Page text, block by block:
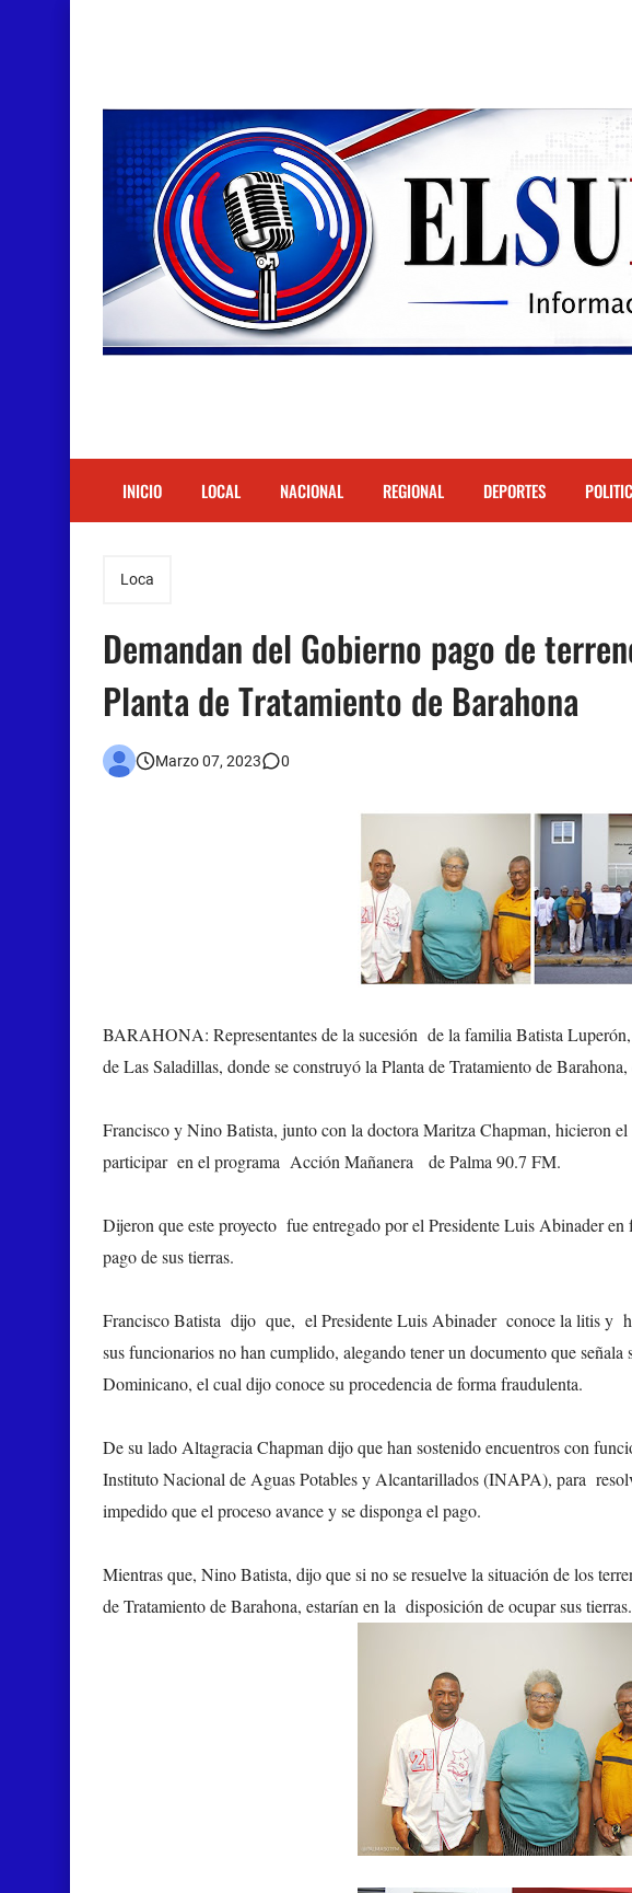
INICIO LOCAL NACIONAL REGIONAL DEPORTES
Loca
Demandan del Gobierno pago de
Planta de Tratamiento de Barahona
Marzo 07, 2023 0
BARAHONA: Representantes de la sucesión de la familia Batista
de Las Saladillas, donde se construyó la Planta de Tratamiento de
Francisco y Nino Batista, junto con la doctora Maritza Chapman, hicieron
participar en el programa Acción Mañanera de Palma 90.7 FM.
Dijeron que este proyecto fue entregado por el Presidente Luis Abinader
pago de sus tierras.
Francisco Batista dijo que, el Presidente Luis Abinader conoce la litis y
sus funcionarios no han cumplido, alegando tener un documento que señala
Dominicano, el cual dijo conoce su procedencia de forma fraudulenta.
De su lado Altagracia Chapman dijo que han sostenido encuentros con
Instituto Nacional de Aguas Potables y Alcantarillados (INAPA), para
impedido que el proceso avance y se disponga el pago.
Mientras que, Nino Batista, dijo que si no se resuelve la situación de los
de Tratamiento de Barahona, estarían en la disposición de ocupar sus tierras.